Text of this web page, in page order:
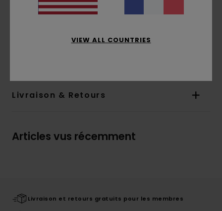
brandés et un écusson en cuir avec le logo
Livraison & Retours
Articles vus récemment
Livraison et retours gratuits pour les membres
VIEW ALL COUNTRIES